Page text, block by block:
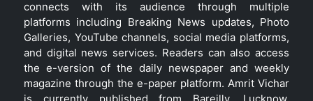
connects with its audience through multiple
platforms including Breaking News updates, Photo
Galleries, YouTube channels, social media platforms,
and digital news services. Readers can also access
the e-version of the daily newspaper and weekly
magazine through the e-paper platform. Amrit Vichar
is currently published from Bareilly, Lucknow,